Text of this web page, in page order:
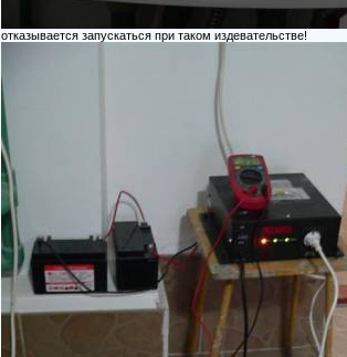
отказывается запускаться при таком издевательстве!